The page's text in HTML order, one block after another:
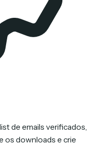
de emails verificados,
os downloads e crie